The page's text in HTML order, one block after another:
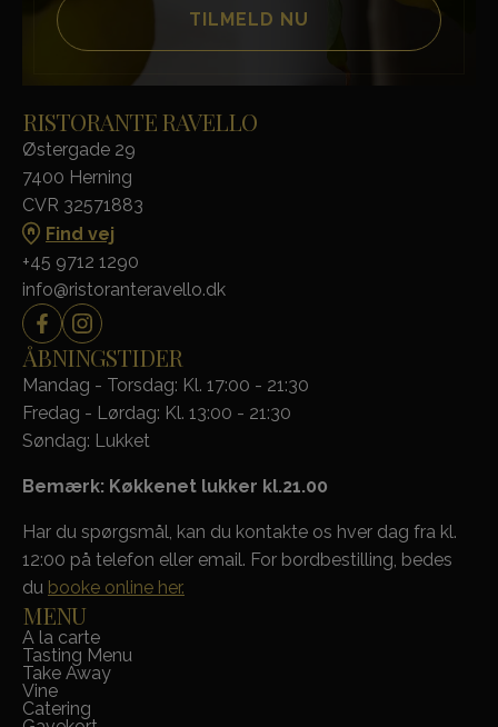
RISTORANTE RAVELLO
Østergade 29
7400 Herning
CVR 32571883
Find vej
+45 9712 1290
info@ristoranteravello.dk
ÅBNINGSTIDER
Mandag - Torsdag: Kl. 17:00 - 21:30
Fredag - Lørdag: Kl. 13:00 - 21:30
Søndag: Lukket
Bemærk: Køkkenet lukker kl.21.00
Har du spørgsmål, kan du kontakte os hver dag fra kl.
12:00 på telefon eller email. For bordbestilling, bedes
du booke online her.
MENU
A la carte
Tasting Menu
Take Away
Vine
Catering